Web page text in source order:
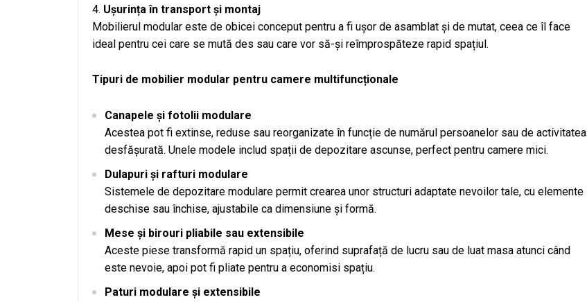
Ușurința în transport și montaj
Mobilierul modular este de obicei conceput pentru a fi ușor de asamblat și de mutat, ceea ce îl face
ideal pentru cei care se mută des sau care vor să-și reîmprospăteze rapid spațiul.
Tipuri de mobilier modular pentru camere multifuncționale
Canapele și fotolii modulare
Acestea pot fi extinse, reduse sau reorganizate în funcție de numărul persoanelor sau de activitatea
desfășurată. Unele modele includ spații de depozitare ascunse, perfect pentru camere mici.
Dulapuri și rafturi modulare
Sistemele de depozitare modulare permit crearea unor structuri adaptate nevoilor tale, cu elemente
deschise sau închise, ajustabile ca dimensiune și formă.
Mese și birouri pliabile sau extensibile
Aceste piese transformă rapid un spațiu, oferind suprafață de lucru sau de luat masa atunci când
este nevoie, apoi pot fi pliate pentru a economisi spațiu.
Paturi modulare și extensibile